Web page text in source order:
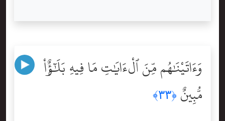
وَءَاتَيْنَٰهُم مِّنَ ٱلْءَايَٰتِ مَا فِيهِ بَلَٰٓؤٌۭاْ
مُّبِينٌ ﴿٣٣﴾